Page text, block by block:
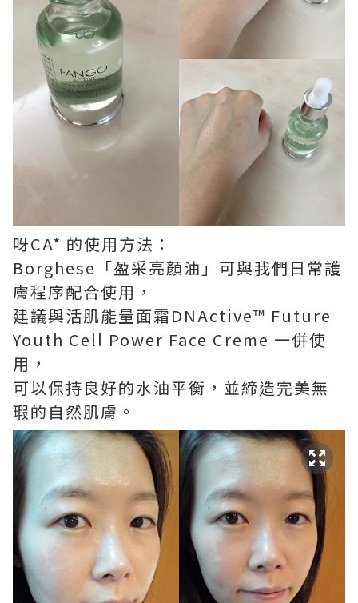
呀CA* 的使用方法：
Borghese「盈采亮顏油」可與我們日常護
膚程序配合使用，
建議與活肌能量面霜DNActive™ Future
Youth Cell Power Face Creme 一併使
用，
可以保持良好的水油平衡，並締造完美無
瑕的自然肌膚。